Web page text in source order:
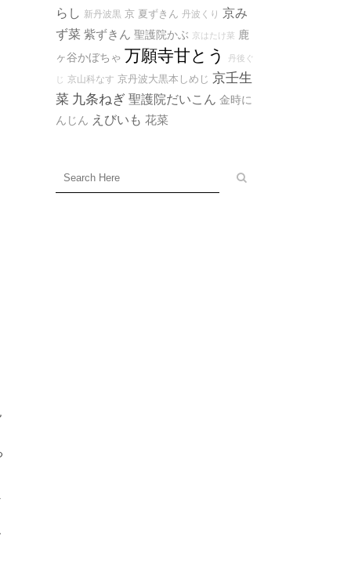
らし 新丹波黒 京 夏ずきん 丹波くり 京み
ず菜 紫ずきん 聖護院かぶ 京はたけ菜 鹿
ヶ谷かぼちゃ 万願寺甘とう 丹後ぐ
じ 京山科なす 京丹波大黒本しめじ 京壬生
菜 九条ねぎ 聖護院だいこん 金時に
んじん えびいも 花菜